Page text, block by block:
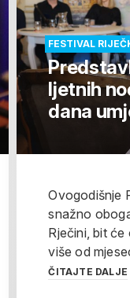
FESTIVAL
ljetnih
dana
Ovogodišnje
snažno
Rječini, bit će
više od
ČITAJTE DALJE